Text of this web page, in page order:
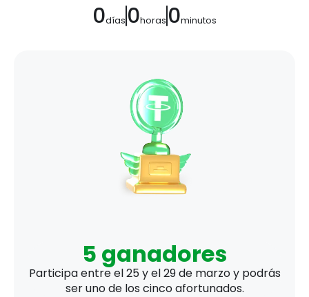
0días 0horas 0minutos
5 ganadores
Participa entre el 25 y el 29 de marzo y podrás
ser uno de los cinco afortunados.